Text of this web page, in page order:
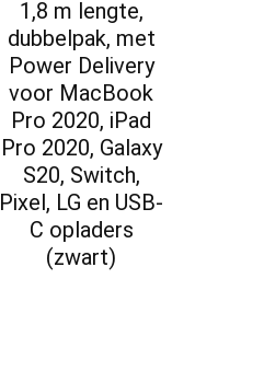
1,8 m lengte,
dubbelpak, met
Power Delivery
voor MacBook
Pro 2020, iPad
Pro 2020, Galaxy
S20, Switch,
Pixel, LG en USB-
C opladers
(zwart)